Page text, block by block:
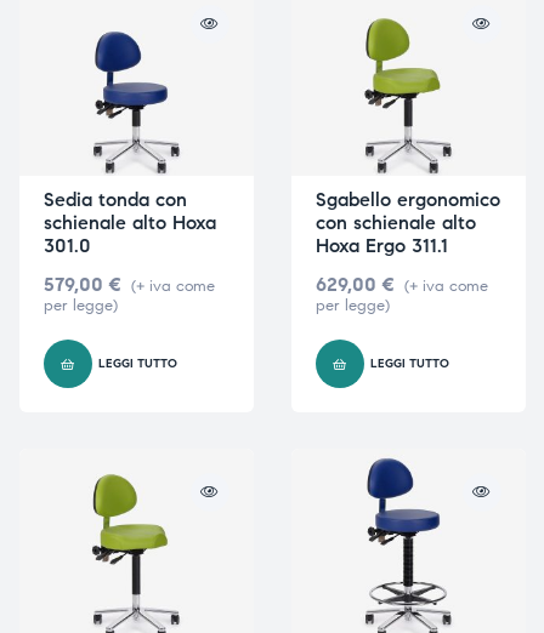
Sedia tonda con
schienale alto Hoxa
301.0
579,00 € (+ iva come
per legge)
LEGGI TUTTO
Sgabello ergonomico
con schienale alto
Hoxa Ergo 311.1
629,00 € (+ iva come
per legge)
LEGGI TUTTO